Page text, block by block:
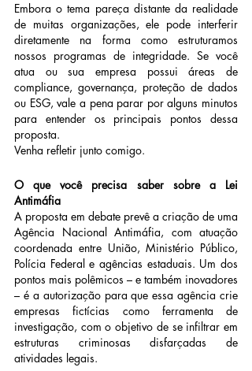
Embora o tema pareça distante da realidade
de muitas organizações, ele pode interferir
diretamente na forma como estruturamos
nossos programas de integridade. Se você
atua ou sua empresa possui áreas de
compliance, governança, proteção de dados
ou ESG, vale a pena parar por alguns minutos
para entender os principais pontos dessa
proposta.
Venha refletir junto comigo.
O que você precisa saber sobre a Lei
Antimáfia
A proposta em debate prevê a criação de uma
Agência Nacional Antimáfia, com atuação
coordenada entre União, Ministério Público,
Polícia Federal e agências estaduais. Um dos
pontos mais polêmicos – e também inovadores
– é a autorização para que essa agência crie
empresas fictícias como ferramenta de
investigação, com o objetivo de se infiltrar em
estruturas criminosas disfarçadas de
atividades legais.